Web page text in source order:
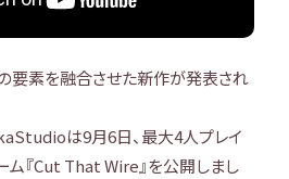
要素を融合させた新作が発表され
は9月6日、最大4人プレイ
『Cut That Wire』を公開しまし